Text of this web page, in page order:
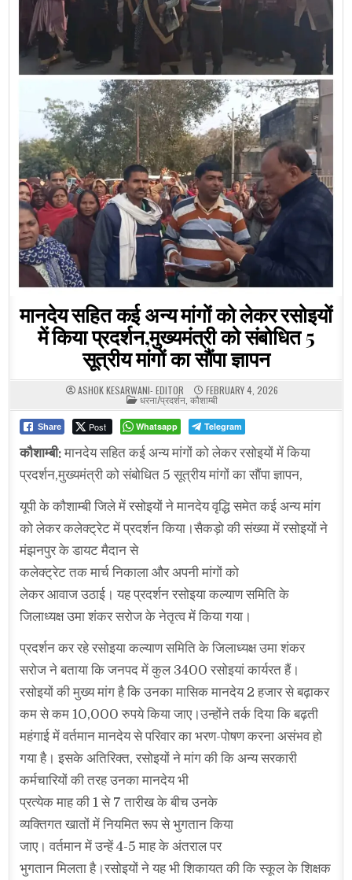
मानदेय सहित कई अन्य मांगों को लेकर रसोइयों
में किया प्रदर्शन,मुख्यमंत्री को संबोधित 5
सूत्रीय मांगों का सौंपा ज्ञापन
ASHOK KESARWANI- EDITOR FEBRUARY 4, 2026
POSTED
IN
धरना/प्रदर्शन कौशाम्बी
Share Post Whatsapp Telegram
कौशाम्बी:मानदेय सहित कई अन्य मांगों को लेकर रसोइयों में किया
प्रदर्शन,मुख्यमंत्री को संबोधित 5 सूत्रीय मांगों का सौंपा ज्ञापन,
यूपी के कौशाम्बी जिले में रसोइयों ने मानदेय वृद्धि समेत कई अन्य मांग
को लेकर कलेक्ट्रेट में प्रदर्शन किया।सैकड़ो की संख्या में रसोइयों ने
मंझनपुर के डायट मैदान से
कलेक्ट्रेट तक मार्च निकाला और अपनी मांगों को
लेकर आवाज उठाई। यह प्रदर्शन रसोइया कल्याण समिति के
जिलाध्यक्ष उमा शंकर सरोज के नेतृत्व में किया गया।
प्रदर्शन कर रहे रसोइया कल्याण समिति के जिलाध्यक्ष उमा शंकर
सरोज ने बताया कि जनपद में कुल 3400 रसोइयां कार्यरत हैं।
रसोइयों की मुख्य मांग है कि उनका मासिक मानदेय 2 हजार से बढ़ाकर
कम से कम 10,000 रुपये किया जाए।उन्होंने तर्क दिया कि बढ़ती
महंगाई में वर्तमान मानदेय से परिवार का भरण-पोषण करना असंभव हो
गया है। इसके अतिरिक्त, रसोइयों ने मांग की कि अन्य सरकारी
कर्मचारियों की तरह उनका मानदेय भी
प्रत्येक माह की 1 से 7 तारीख के बीच उनके
व्यक्तिगत खातों में नियमित रूप से भुगतान किया
जाए। वर्तमान में उन्हें 4-5 माह के अंतराल पर
भुगतान मिलता है।रसोइयों ने यह भी शिकायत की कि स्कूल के शिक्षक